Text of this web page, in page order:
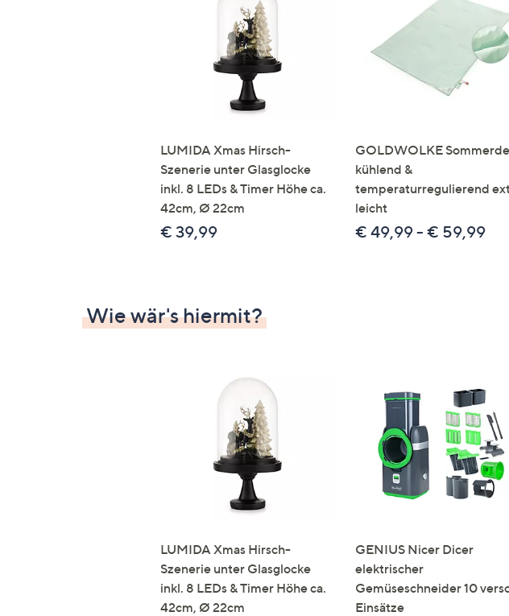
Touch-
Geräten
rechts,
um
diese
anzuzeigen.
LUMIDA Xmas Hirsch-
Szenerie unter Glasglocke
inkl. 8 LEDs & Timer Höhe ca.
42cm, Ø 22cm
€ 39,99
GOLDWOLKE
kühlend &
temperaturregulierend
leicht
€ 49,99 - € 59,99
Wie wär's hiermit?
LUMIDA Xmas Hirsch-
Szenerie unter Glasglocke
inkl. 8 LEDs & Timer Höhe ca.
42cm, Ø 22cm
GENIUS Nicer Dicer
elektrischer
Gemüseschneider 10
Einsätze